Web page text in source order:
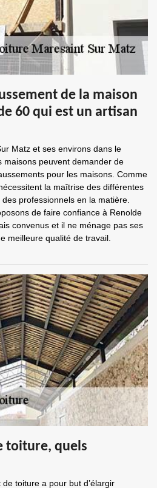
de la maison
60 qui est un artisan
Matz et ses environs dans le
maisons peuvent demander de
pour les maisons. Comme
la maîtrise des différentes
professionnels en la matière.
de faire confiance à Renolde
convenus et il ne ménage pas ses
meilleure qualité de travail.
toiture, quels
toiture a pour but d’élargir